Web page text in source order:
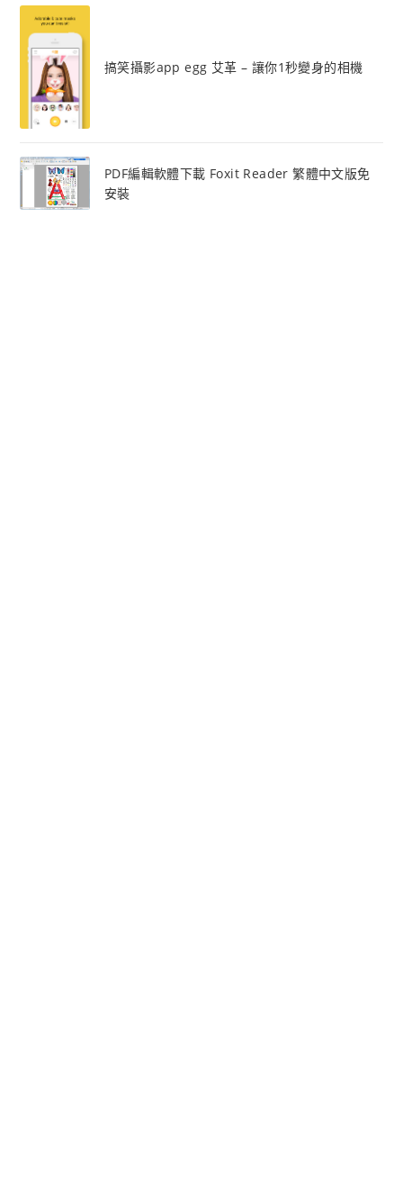
搞笑攝影app egg 艾革 – 讓你1秒變身的相機
PDF編輯軟體下載 Foxit Reader 繁體中文版免
安裝